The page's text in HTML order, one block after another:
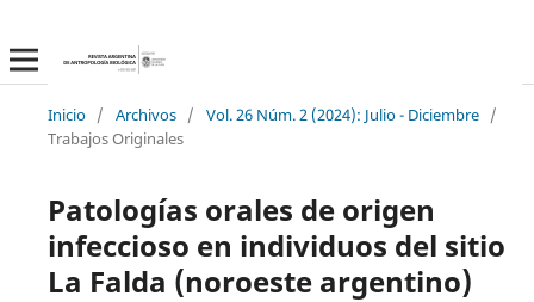
Inicio / Archivos / Vol. 26 Núm. 2 (2024): Julio - Diciembre /
Trabajos Originales
Patologías orales de origen
infeccioso en individuos del sitio
La Falda (noroeste argentino)